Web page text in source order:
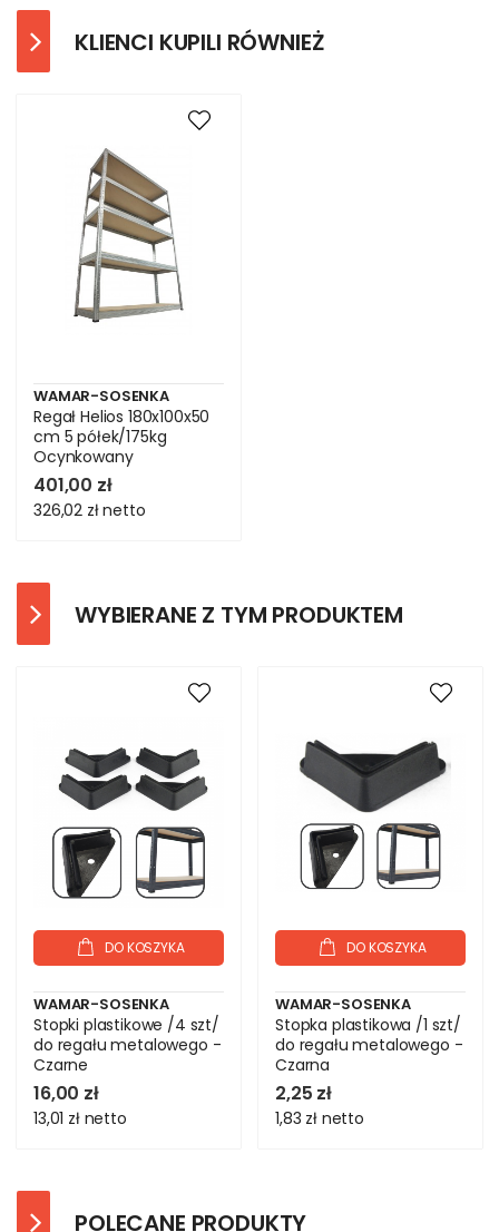
KLIENCI KUPILI RÓWNIEŻ
WAMAR-SOSENKA
Regał Helios 180x100x50
cm 5 półek/175kg
Ocynkowany
401,00 zł
326,02 złnetto
WYBIERANE Z TYM PRODUKTEM
DO KOSZYKA
WAMAR-SOSENKA
Stopki plastikowe /4 szt/
do regału metalowego -
Czarne
16,00 zł
13,01 zł netto
DO KOSZYKA
WAMAR-SOSENKA
Stopka plastikowa /1 szt/
do regału metalowego -
Czarna
2,25 zł
1,83 zł netto
POLECANE PRODUKTY